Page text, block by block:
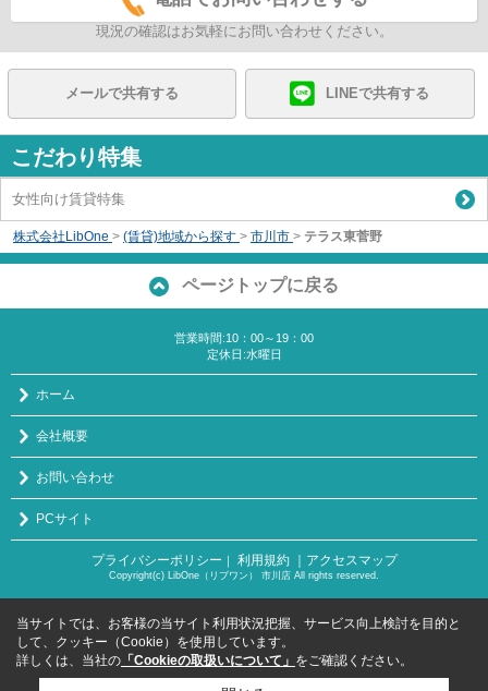
現況の確認はお気軽にお問い合わせください。
メールで共有する LINEで共有する
こだわり特集
女性向け賃貸特集
株式会社LibOne > (賃貸)地域から探す > 市川市 > テラス東菅野
ページトップに戻る
営業時間:10：00～19：00
定休日:水曜日
ホーム
会社概要
お問い合わせ
PCサイト
プライバシーポリシー 利用規約 ｜アクセスマップ
Copyright(c) LibOne（リブワン） 市川店 All rights reserved.
当サイトでは、お客様の当サイト利用状況把握、サービス向上検討を目的と
して、クッキー（Cookie）を使用しています。
詳しくは、当社の 「Cookieの取扱いについて」 をご確認ください。